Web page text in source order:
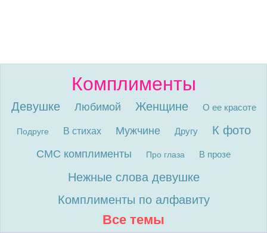
Комплименты
Девушке Любимой Женщине О ее красоте
Подруге В стихах Мужчине Другу К фото
СМС комплименты Про глаза В прозе
Нежные слова девушке
Комплименты по алфавиту
Все темы